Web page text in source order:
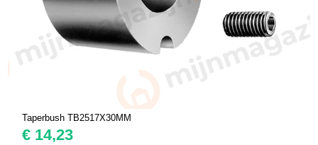
Taperbush TB2517X30MM
€ 14,23